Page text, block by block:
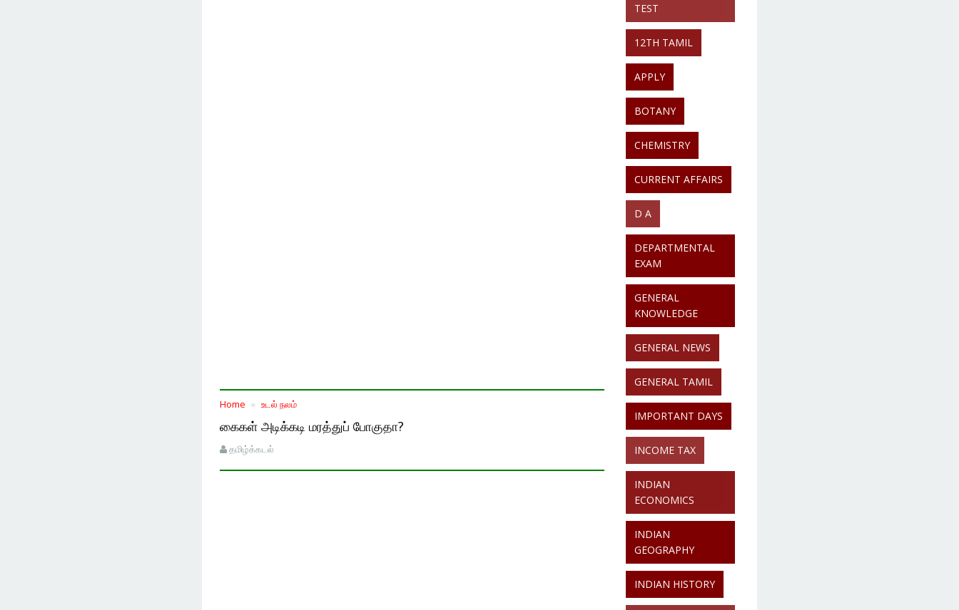
Home உடல் நலம்
கைகள் அடிக்கடி மரத்துப் போகுதா?
தமிழ்க்கடல்
TEST
12TH TAMIL
APPLY
BOTANY
CHEMISTRY
CURRENT AFFAIRS
D A
DEPARTMENTAL
EXAM
GENERAL
KNOWLEDGE
GENERAL NEWS
GENERAL TAMIL
IMPORTANT DAYS
INCOME TAX
INDIAN
ECONOMICS
INDIAN
GEOGRAPHY
INDIAN HISTORY